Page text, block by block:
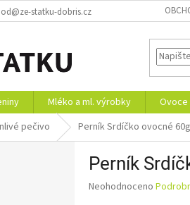
statku-dobris.cz
Mléko a ml. výrobky Ovoce
pečivo Perník Srdíčko ovocné
Perník
Průměrné
Neohodnoceno